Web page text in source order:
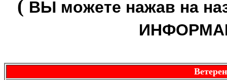
( ВЫ можете нажав на